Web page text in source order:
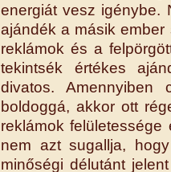
energiát vesz igénybe.
ajándék a másik
reklámok és a
tekintsék értékes
divatos.
boldoggá, akkor ott
reklámok felületessége
nem azt sugallja,
minőségi délutánt